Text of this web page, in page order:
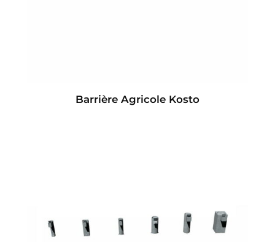
Barrière Agricole Kosto